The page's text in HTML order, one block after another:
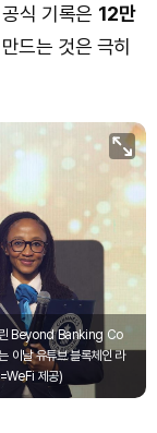
식 기록은 12만
드는 것은 극히
린 Beyond Banking Co
이날 유튜브 블록체인 라
제공)